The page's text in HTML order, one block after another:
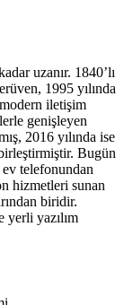
uzanır. 1840’lı
1995 yılında
iletişim
genişleyen
2016 yılında ise
Bugün
telefonundan
hizmetleri sunan
biridir.
yerli yazılım